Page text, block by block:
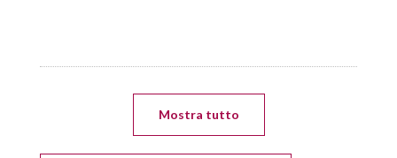
Mostra tutto